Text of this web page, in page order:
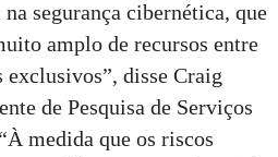
segurança cibernética, que
amplo de recursos entre
exclusivos”, disse Craig
de Pesquisa de Serviços
medida que os riscos